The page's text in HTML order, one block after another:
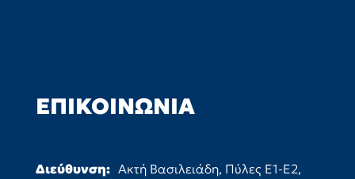
ΕΠΙΚΟΙΝΩΝΊΑ
Διεύθυνση: Ακτή Βασιλειάδη, Πύλες Ε1-Ε2,